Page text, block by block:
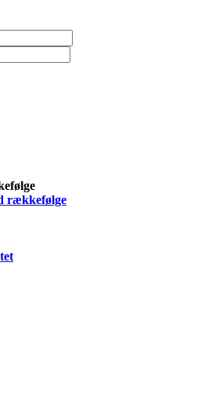
rækkefølge